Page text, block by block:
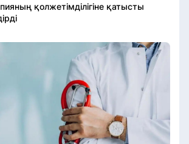
қолжетімділігіне қатысты